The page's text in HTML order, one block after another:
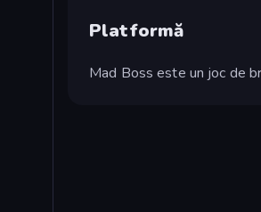
Platformă
Mad Boss este un joc de